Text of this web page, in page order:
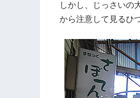
しかし、じっさいの
から注意して見るひ